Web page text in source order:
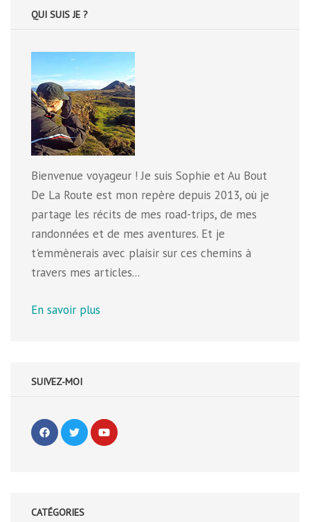
QUI SUIS JE ?
Bienvenue voyageur ! Je suis Sophie et Au Bout
De La Route est mon repère depuis 2013, où je
partage les récits de mes road-trips, de mes
randonnées et de mes aventures. Et je
t'emmènerais avec plaisir sur ces chemins à
travers mes articles...
En savoir plus
SUIVEZ-MOI
CATÉGORIES